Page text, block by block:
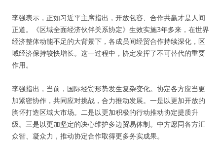
李强表示，正如习近平主席指出，开放包容、合作共赢才是人间
正道。《区域全面经济伙伴关系协定》生效实施3年多来，在世界
经济整体动能不足的大背景下，各成员间经贸合作持续深化，区
域经济保持较快增长。这一过程中，协定发挥了不可替代的重要
作用。
李强指出，当前，国际经贸形势发生复杂变化。协定各方应当更
加紧密协作，共同应对挑战，合力推动发展。一是以更加开放的
胸怀打造区域大市场。二是以更加积极的行动推动协定提质升
级。三是以更加坚定的决心维护多边贸易体制。中方愿同各方汇
众智、凝众力，推动协定合作取得更多务实成果。